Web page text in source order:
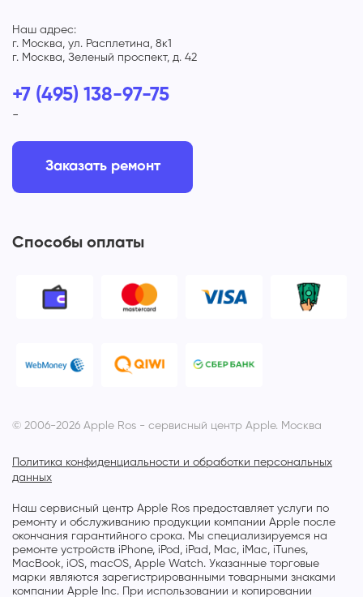
Наш адрес:
г. Москва, ул. Расплетина, 8к1
г. Москва, Зеленый проспект, д. 42
+7 (495) 138-97-75
-
Заказать ремонт
Способы оплаты
© 2006-2026 Apple Ros - сервисный центр Apple. Москва
Наш сервисный центр Apple Ros предоставляет услуги по
ремонту и обслуживанию продукции компании Apple после
окончания гарантийного срока. Мы специализируемся на
ремонте устройств iPhone, iPod, iPad, Mac, iMac, iTunes,
MacBook, iOS, macOS, Apple Watch. Указанные торговые
марки являются зарегистрированными товарными знаками
компании Apple Inc. При использовании и копировании
Политика конфиденциальности и обработки персональных
данных